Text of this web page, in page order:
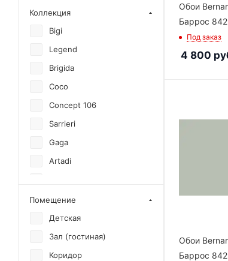
Обои
Баррос
Под заказ
4 800
Обои
Баррос
Коллекция
Bigi
Legend
Brigida
Coco
Concept 106
Sarrieri
Gaga
Artadi
Баррос
Помещение
Детская
Зал (гостиная)
Коридор